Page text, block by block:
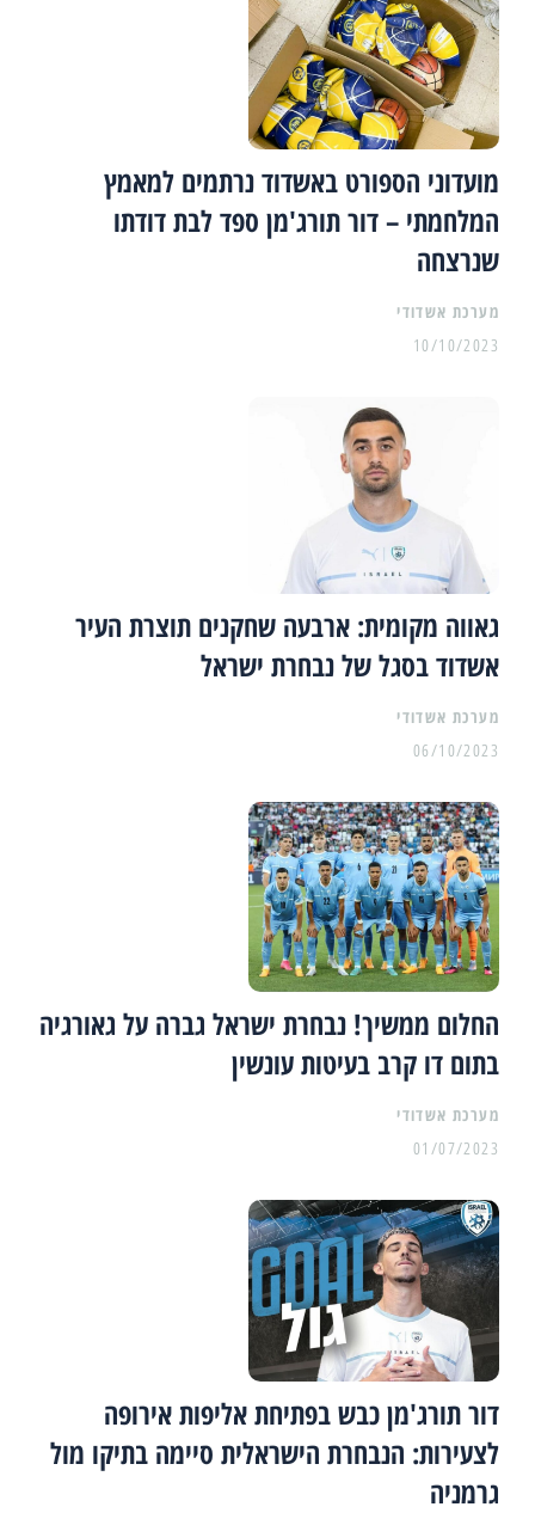
מועדוני הספורט באשדוד נרתמים למאמץ
המלחמתי – דור תורג'מן ספד לבת דודתו
שנרצחה
מערכת אשדודי
10/10/2023
גאווה מקומית: ארבעה שחקנים תוצרת העיר
אשדוד בסגל של נבחרת ישראל
מערכת אשדודי
06/10/2023
החלום ממשיך! נבחרת ישראל גברה על גאורגיה
בתום דו קרב בעיטות עונשין
מערכת אשדודי
01/07/2023
דור תורג'מן כבש בפתיחת אליפות אירופה
לצעירות: הנבחרת הישראלית סיימה בתיקו מול
גרמניה